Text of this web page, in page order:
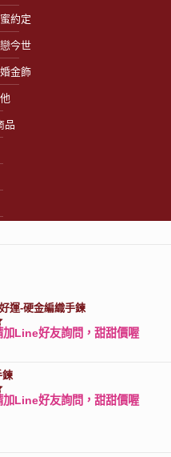
約定
今世
金飾
品
運-硬金編織手鍊
分 5
加Line好友詢問，甜甜價喔
鍊
分 5
加Line好友詢問，甜甜價喔